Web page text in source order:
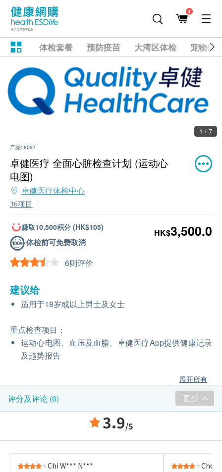
1
体检套餐 预防疫苗 大湾区体检 宠物健
2 / 7
产品: KD97
卓健医疗 全面心脏检查计划 (运动心
电图)
卓健医疗体检中心
36项目
赚取10,500积分 (HK$105)
体检前可免费取消
6则评价
HK$3,500.0
建议给
适用于18岁或以上男士及女士
重点检查项目：
运动心电图、血压及血脂、卓健医疗App提供健康记录
及趋势报告
展开所有
评分及评论 (6) 更少
3.9/5
Chi W*** N*** Choy